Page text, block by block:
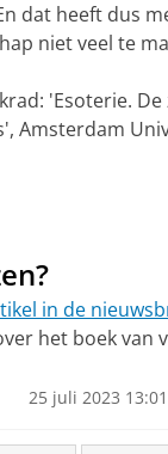
dat heeft dus
niet veel te
'Esoterie.
Amsterdam
in de
het boek van
25 juli 2023 13:01